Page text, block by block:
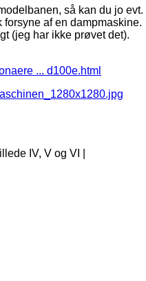
så kan du jo evt.
af en dampmaskine.
(jeg har ikke prøvet det).
... d100e.html
IV, V og VI |